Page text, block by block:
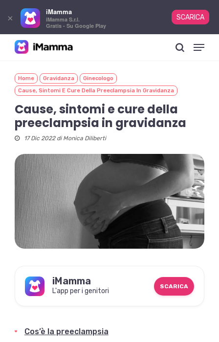
content
Menu
Home Gravidanza
Ginecologo
Cause, Sintomi E Cure Della Preeclampsia In Gravidanza
Cause, sintomi e cure della
preeclampsia in gravidanza
17 Dic 2022 di Monica Diliberti
iMamma
L'app per i genitori
SCARICA
Cos’è la preeclampsia
×
iMamma
iMamma S.r.l.
Gratis - Su Google Play
SCARICA